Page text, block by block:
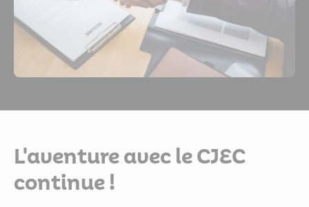
L'aventure avec le CJEC
continue !